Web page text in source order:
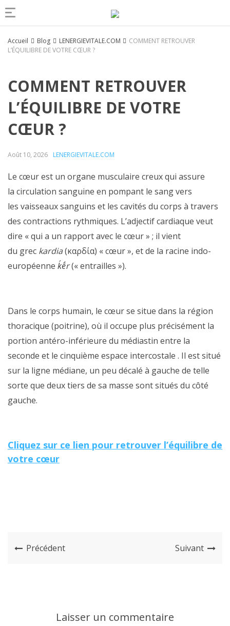
Accueil Blog LENERGIEVITALE.COM
COMMENT RETROUVER
L’ÉQUILIBRE DE VOTRE CŒUR ?
COMMENT RETROUVER
L’ÉQUILIBRE DE VOTRE
CŒUR ?
Août 10, 2026 LENERGIEVITALE.COM
Le cœur est un organe musculaire creux qui assure
la circulation sanguine en pompant le sang vers
les vaisseaux sanguins et les cavités du corps à travers
des contractions rythmiques. L’adjectif cardiaque veut
dire « qui a un rapport avec le cœur » ; il vient
du grec kardia(καρδία) « cœur », et de la racine indo-
européenne ḱḗr(« entrailles »).
Dans le corps humain, le cœur se situe dans la région
thoracique (poitrine), où il occupe plus précisément la
portion antéro-inférieure du médiastin entre la
seconde et le cinquième espace intercostale . Il est situé
sur la ligne médiane, un peu décalé à gauche de telle
sorte que deux tiers de sa masse sont situés du côté
gauche.
Cliquez sur ce lien pour retrouver l’équilibre de
votre cœur
Précédent Suivant
Laisser un commentaire